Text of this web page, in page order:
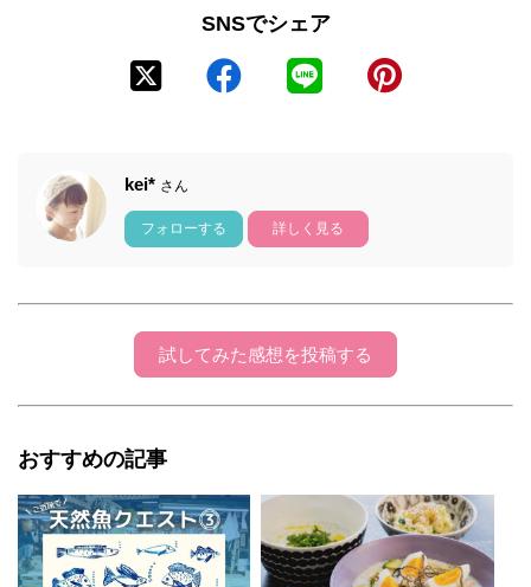
SNSでシェア
kei* さん
フォローする 詳しく見る
試してみた感想を投稿する
おすすめの記事